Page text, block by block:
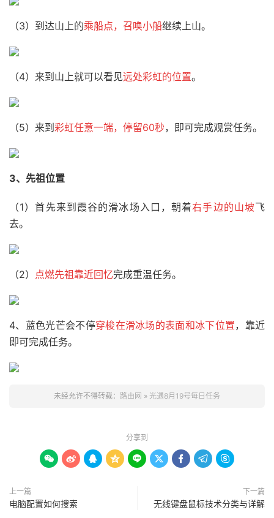
（3）到达山上的乘船点，召唤小船继续上山。
（4）来到山上就可以看见远处彩虹的位置。
（5）来到 彩虹任意一端，停留60秒，即可完成观赏任务。
3、先祖位置
（1）首先来到霞谷的滑冰场入口，朝着右手边的山坡飞
去。
（2） 点燃先祖靠近回忆完成重温任务。
4、蓝色光芒会不停穿梭在滑冰场的表面和冰下位置，靠近
即可完成任务。
未经允许不得转载： 路由网 » 光遇8月19号每日任务
分享到
        
上一篇
电脑配置如何搜索
下一篇
无线键盘鼠标技术分类与详解